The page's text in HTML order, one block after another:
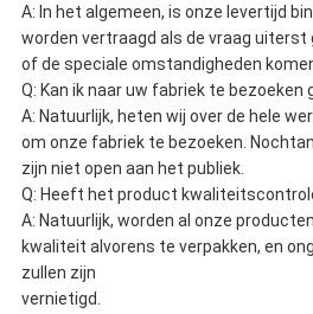
A: In het algemeen, is onze levertijd
worden vertraagd als de vraag uiterst
of de speciale omstandigheden
Q: Kan ik naar uw fabriek te bezoeken
A: Natuurlijk, heten wij over de hele
om onze fabriek te bezoeken.
zijn niet open aan het publiek.
Q: Heeft het product
A: Natuurlijk, worden al onze
kwaliteit alvorens te verpakken, en
zullen zijn
vernietigd.